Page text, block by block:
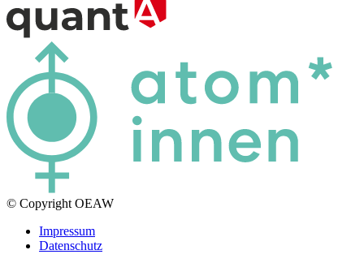
© Copyright OEAW
Impressum
Datenschutz